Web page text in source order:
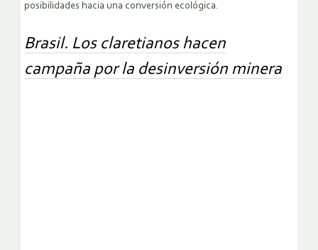
posibilidades hacia una conversión ecológica.
Brasil. Los claretianos hacen
campaña por la desinversión minera